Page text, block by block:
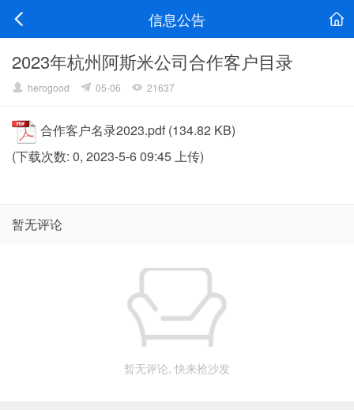
信息公告
2023年杭州阿斯米公司合作客户目录
herogood 05-06 21637
合作客户名录2023.pdf (134.82 KB)
(下载次数: 0, 2023-5-6 09:45 上传)
暂无评论
暂无评论, 快来抢沙发